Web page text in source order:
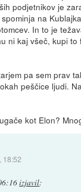
podjetnikov je
na
In to je
ni kaj všeč, kupi to
pa sem prav
peščice ljudi.
kot Elon?
18:52
izjavil: